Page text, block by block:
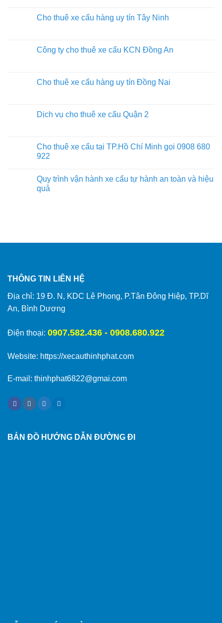
Cho thuê xe cẩu hàng uy tín Tây Ninh
Công ty cho thuê xe cẩu KCN Đồng An
Cho thuê xe cẩu hàng uy tín Đồng Nai
Dịch vụ cho thuê xe cẩu Quận 2
Cho thuê xe cẩu tại TP.Hồ Chí Minh gọi 0908 680
922
Quy trình vận hành xe cẩu tự hành an toàn và hiệu
quả
THÔNG TIN LIÊN HỆ
Địa chỉ: 19 Đ. N, KDC Lê Phong, P.Tân Đông Hiệp, TP.Dĩ
An, Bình Dương
Điện thoại: 0907.582.436 - 0908.680.922
Website: https://xecauthinhphat.com
E-mail: thinhphat6822@gmai.com
BẢN ĐỒ HƯỚNG DẪN ĐƯỜNG ĐI